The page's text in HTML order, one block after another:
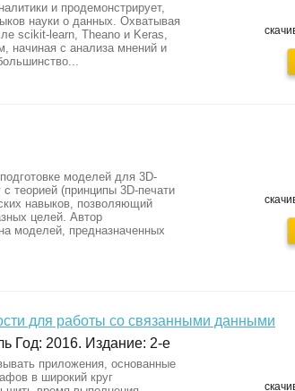
и продемонстрирует,
науки о данных. Охватывая
scikit-learn, Theano и Keras,
начиная с анализа мнений и
моделей для 3D-
теорией (принципы 3D-печати
навыков, позволяющий
целей. Автор
моделей, предназначенных
для работы со связанными данными
Год: 2016. Издание: 2-е
приложения, основанные
в широкий круг